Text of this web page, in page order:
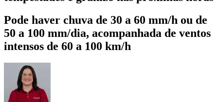
Pode haver chuva de 30 a 60 mm/h ou de
50 a 100 mm/dia, acompanhada de ventos
intensos de 60 a 100 km/h